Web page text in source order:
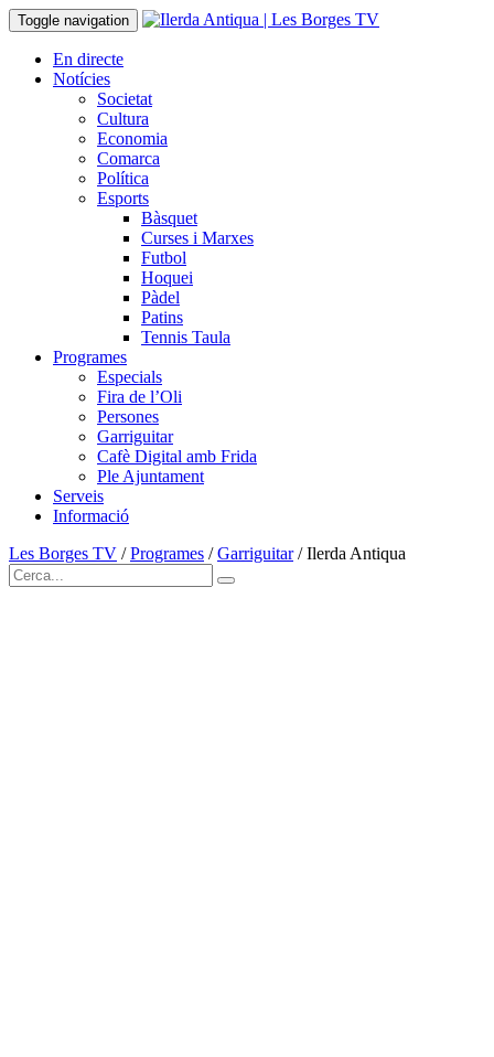
Toggle navigation
En directe
Notícies
Societat
Cultura
Economia
Comarca
Política
Esports
Bàsquet
Curses i Marxes
Futbol
Hoquei
Pàdel
Patins
Tennis Taula
Programes
Especials
Fira de l’Oli
Persones
Garriguitar
Cafè Digital amb Frida
Ple Ajuntament
Serveis
Informació
Les Borges TV /Programes /Garriguitar/Ilerda Antiqua